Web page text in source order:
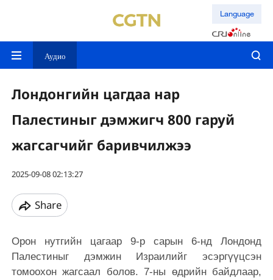
Language
Аудио
Лондонгийн цагдаа нар
Палестиныг дэмжигч 800 гаруй
жагсагчийг баривчилжээ
2025-09-08 02:13:27
Share
Орон нутгийн цагаар 9-р сарын 6-нд Лондонд
Палестиныг дэмжин Израилийг эсэргүүцсэн
томоохон жагсаал болов. 7-ны өдрийн байдлаар,